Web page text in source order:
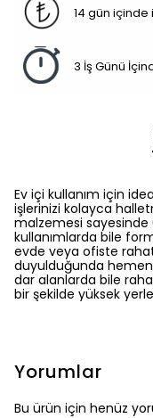
14 gün
3 İş Günü
Ev içi kullanım için
işlerinizi kolayca
malzemesi sayesinde
kullanımlarda bile
evde veya ofiste
duyulduğunda hemen
dar alanlarda bile
bir şekilde yüksek
Yorumlar
Bu ürün için henüz